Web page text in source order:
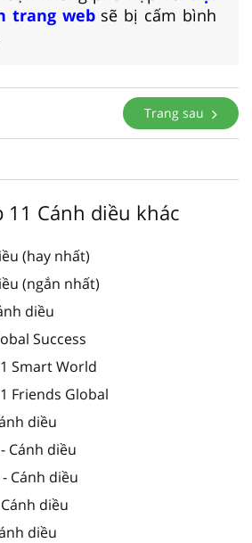
trang websẽ bị cấm bình
Trang sau
11 Cánh diều khác
(hay nhất)
(ngắn nhất)
diều
Success
Smart World
Friends Global
diều
Cánh diều
Cánh diều
diều
diều